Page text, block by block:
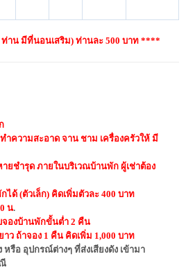
าน มีที่นอนเสริม) ท่านละ 500 บาท ****
ำความสะอาด จาน ชาม เครื่องครัวให้ มี
ยชำรุด ภายในบริเวณบ้านพัก ผู้เช่าต้อง
ได้ (ตัวเล็ก) คิดเพิ่มตัวละ 400 บาท
น.
องบ้านพักขั้นต่ำ 2 คืน
ว ถ้าจอง 1 คืน คิดเพิ่ม 1,000 บาท
หรือ อุปกรณ์ต่างๆ ที่ส่งเสียงดัง เข้ามา